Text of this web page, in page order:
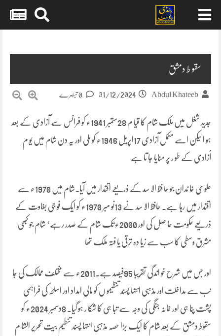
سقو ط دمشق
Abdul Khateeb
31/12/2024
جدید شغل میں ملک شام کا قیا م 28ستمبر 1941ء کو فرانس سے آزادی کے بعد
ہو ا لیکن اسے مکمل آزادی 17اپریل 1946ء کو ملی اور یہ دن شام میں یو م
آزادی کے طو ر پر منایا جا تا ہے
علو ی خا ندان جو حا فظ الا سد کے ذریعے اقتدار میں آیا۔شام میں 1970ء سے
اقتدار میں رہا ہے۔ حافظ الا سد نے 13نو مبر 1970ء کو ایک فو جی بغاوت کے
ذریعے حکومت حا صل کی اور 2000ء تک شام کے صدر رہے‘ شام جو کبھی
مشرق وسطی کا سب سے زیا دہ ترقی یا فتہ ملک تھا
اور جس میں شرح خو اندگی تقریبا 95فیصد ہے۔2011ء سے مختلف ممالک کی جا
نب سے مداخلت اور مذہبی انتہا پسند تنظیمو ں کو مالی امداد اور اسلحہ کی فراہمی
پشت پنا ہی اور خانہ جنگی کی وجہ سے تبا ہی کا شکا ر ہو گیا۔ 8دسمبر 2024ء کو
سقوط دمشق کے بعد شام کا ایک بڑا حصہ مذہبی انتہا پسند تنطیم بیت تحریر الشا م